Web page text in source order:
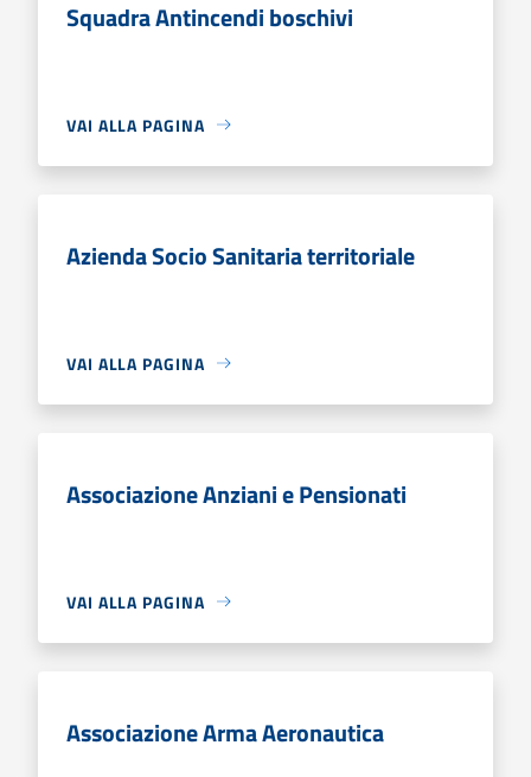
Squadra Antincendi boschivi
VAI ALLA PAGINA
Azienda Socio Sanitaria territoriale
VAI ALLA PAGINA
Associazione Anziani e Pensionati
VAI ALLA PAGINA
Associazione Arma Aeronautica